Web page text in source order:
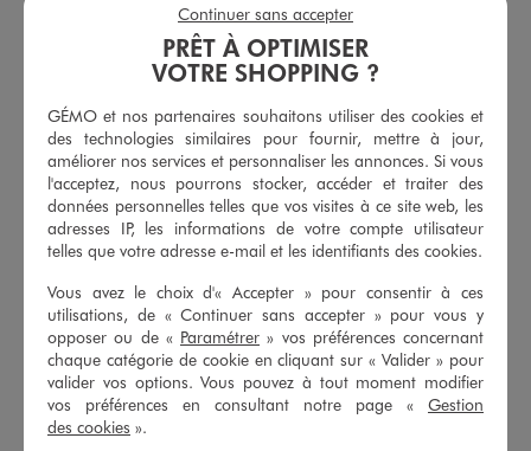
Jean Straight cargo avec taille ajustable fille
27,99 €
5/5 de moyenne
(30 avis)
AJOUTER
Gilet col rond en maille côtelée fille
15,99 €
4/5 de moyenne
(12 avis)
PRÊT À OPTIMISER
VOTRE SHOPPING ?
GÉMO et nos partenaires souhaitons utiliser des cookies et
des technologies similaires pour fournir, mettre à jour,
améliorer nos services et personnaliser les annonces. Si vous
l'acceptez, nous pourrons stocker, accéder et traiter des
données personnelles telles que vos visites à ce site web, les
adresses IP, les informations de votre compte utilisateur
telles que votre adresse e-mail et les identifiants des cookies.
Vous avez le choix d'« Accepter » pour consentir à ces
utilisations, de « Continuer sans accepter » pour vous y
opposer ou de « Paramétrer » vos préférences concernant
chaque catégorie de cookie en cliquant sur « Valider » pour
valider vos options. Vous pouvez à tout moment modifier
vos préférences en consultant notre page « Gestion
des cookies ».
Continuer sans accepter